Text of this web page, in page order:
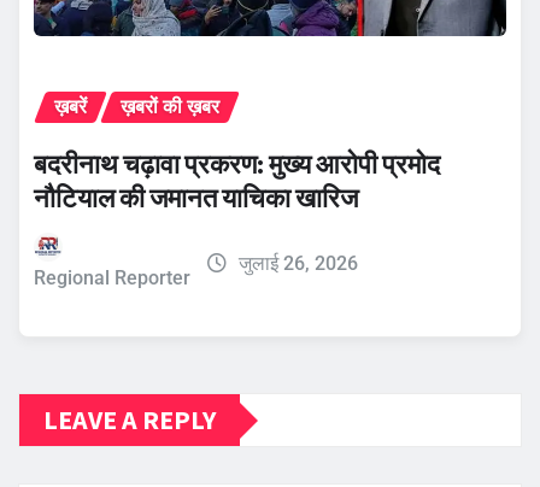
ख़बरें ख़बरों की ख़बर
बदरीनाथ चढ़ावा प्रकरण: मुख्य आरोपी प्रमोद
नौटियाल की जमानत याचिका खारिज
Regional Reporter
जुलाई 26, 2026
LEAVE A REPLY